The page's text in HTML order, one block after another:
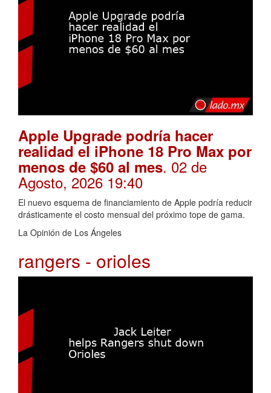
Apple Upgrade podría hacer
realidad el iPhone 18 Pro Max por
menos de $60 al mes. 02 de
Agosto, 2026 19:40
El nuevo esquema de financiamiento de Apple podría reducir
drásticamente el costo mensual del próximo tope de gama.
La Opinión de Los Ángeles
rangers - orioles